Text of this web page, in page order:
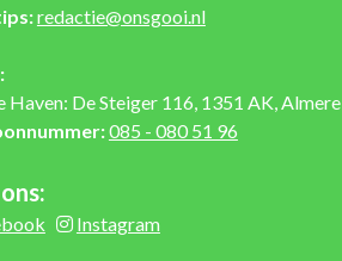
redactie@onsgooi.nl
Haven: De Steiger 116, 1351 AK, Almere
085 - 080 51 96
Instagram